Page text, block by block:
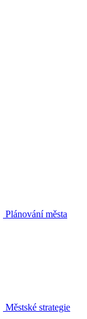
Plánování města
Městské strategie